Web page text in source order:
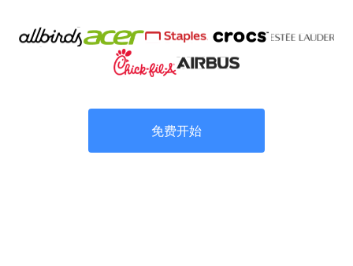
免费开始